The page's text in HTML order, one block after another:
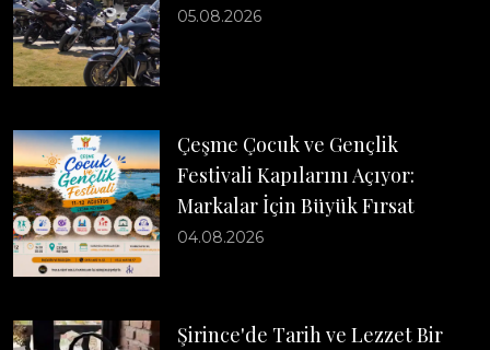
05.08.2026
Çeşme Çocuk ve Gençlik
Festivali Kapılarını Açıyor:
Markalar İçin Büyük Fırsat
04.08.2026
Şirince'de Tarih ve Lezzet Bir